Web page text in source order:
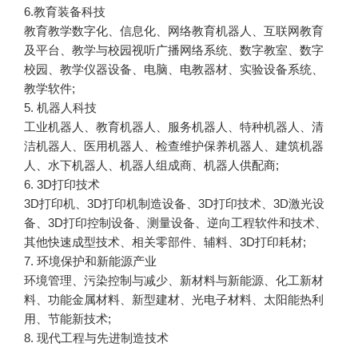
6.教育装备科技
教育教学数字化、信息化、网络教育机器人、互联网教育
及平台、教学与校园视听广播网络系统、数字教室、数字
校园、教学仪器设备、电脑、电教器材、实验设备系统、
教学软件;
5. 机器人科技
工业机器人、教育机器人、服务机器人、特种机器人、清
洁机器人、医用机器人、检查维护保养机器人、建筑机器
人、水下机器人、机器人组成商、机器人供配商;
6. 3D打印技术
3D打印机、3D打印机制造设备、3D打印技术、3D激光设
备、3D打印控制设备、测量设备、逆向工程软件和技术、
其他快速成型技术、相关零部件、辅料、3D打印耗材;
7. 环境保护和新能源产业
环境管理、污染控制与减少、新材料与新能源、化工新材
料、功能金属材料、新型建材、光电子材料、太阳能热利
用、节能新技术;
8. 现代工程与先进制造技术